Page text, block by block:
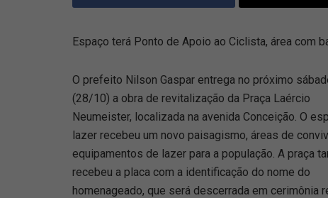
Espaço terá Ponto de Apoio ao Ciclista, área com
O prefeito Nilson Gaspar entrega no próximo
(28/10) a obra de revitalização da Praça Laércio
Neumeister, localizada na avenida Conceição. O
lazer recebeu um novo paisagismo, áreas de
equipamentos de lazer para a população. A praça
recebeu a placa com a identificação do nome do
homenageado, que será descerrada em cerimônia